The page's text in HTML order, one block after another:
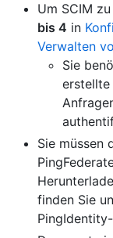
Um SCIM
bis 4 in
Verwalten
Sie
erstellte
Sie müssen
finden Sie